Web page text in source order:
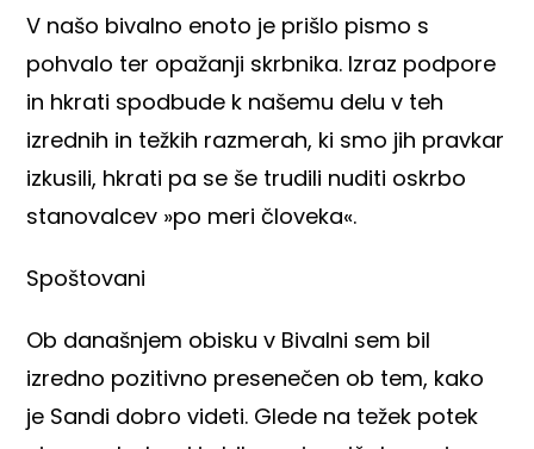
V našo bivalno enoto je prišlo pismo s
pohvalo ter opažanji skrbnika. Izraz podpore
in hkrati spodbude k našemu delu v teh
izrednih in težkih razmerah, ki smo jih pravkar
izkusili, hkrati pa se še trudili nuditi oskrbo
stanovalcev »po meri človeka«.
Spoštovani
Ob današnjem obisku v Bivalni sem bil
izredno pozitivno presenečen ob tem, kako
je Sandi dobro videti. Glede na težek potek